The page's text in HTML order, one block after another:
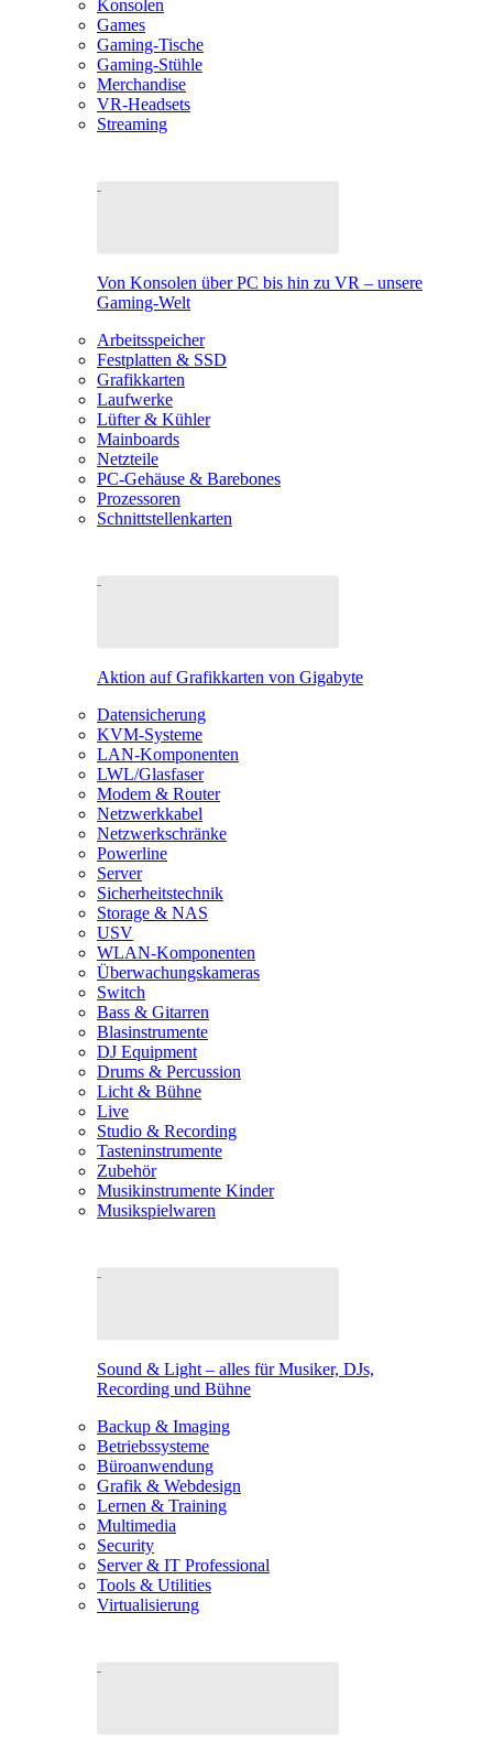
Konsolen
Games
Gaming-Tische
Gaming-Stühle
Merchandise
VR-Headsets
Streaming
Von Konsolen über PC bis hin zu VR – unsere
Gaming-Welt
Arbeitsspeicher
Festplatten & SSD
Grafikkarten
Laufwerke
Lüfter & Kühler
Mainboards
Netzteile
PC-Gehäuse & Barebones
Prozessoren
Schnittstellenkarten
Aktion auf Grafikkarten von Gigabyte
Datensicherung
KVM-Systeme
LAN-Komponenten
LWL/Glasfaser
Modem & Router
Netzwerkkabel
Netzwerkschränke
Powerline
Server
Sicherheitstechnik
Storage & NAS
USV
WLAN-Komponenten
Überwachungskameras
Switch
Bass & Gitarren
Blasinstrumente
DJ Equipment
Drums & Percussion
Licht & Bühne
Live
Studio & Recording
Tasteninstrumente
Zubehör
Musikinstrumente Kinder
Musikspielwaren
Sound & Light – alles für Musiker, DJs,
Recording und Bühne
Backup & Imaging
Betriebssysteme
Büroanwendung
Grafik & Webdesign
Lernen & Training
Multimedia
Security
Server & IT Professional
Tools & Utilities
Virtualisierung